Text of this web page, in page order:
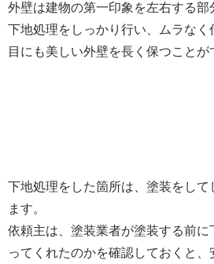
外壁は建物の第一印象を左右する部
下地処理をしっかり行い、ムラなく
目にも美しい外壁を長く保つことが
下地処理をした箇所は、塗装をして
ます。
依頼主は、塗装業者が塗装する前
ってくれたのかを確認しておくと、